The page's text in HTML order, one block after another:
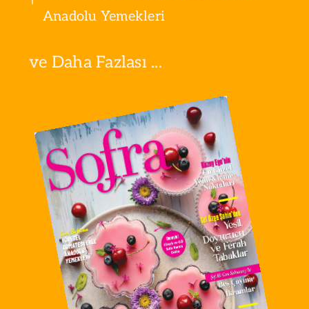
Anadolu Yemekleri
ve Daha Fazlası ...